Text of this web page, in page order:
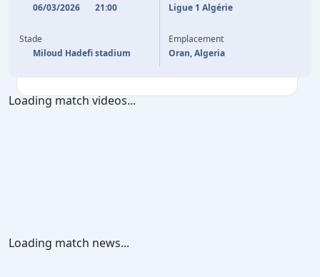
90' +2 A. BOURDIM
F. ETOUGA
06/03/2026
21:00
Stade
Miloud Hadefi stadium
Ligue 1 Algérie
Emplacement
Oran, Algeria
Loading match videos...
Loading match news...